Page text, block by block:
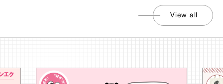
View all